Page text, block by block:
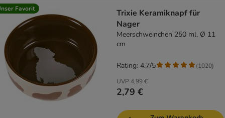
Favorit
Trixie Keramiknapf für
Nager
Meerschweinchen 250 ml, Ø 11
cm
UVP 4,99 €
2,79 €
Rating: 4.7/5 (1020)